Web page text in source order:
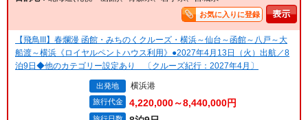
お気に入りに登録
【飛鳥III】春爛漫 函館・みちのくクルーズ・横浜～仙台～函館～八戸～大
船渡～横浜《ロイヤルペントハウス利用》●2027年4月13日（火）出航／8
泊9日◆他のカテゴリー設定あり 〔クルーズ紀行：2027年4月〕
出発地 横浜港
旅行代金 4,220,000～8,440,000円